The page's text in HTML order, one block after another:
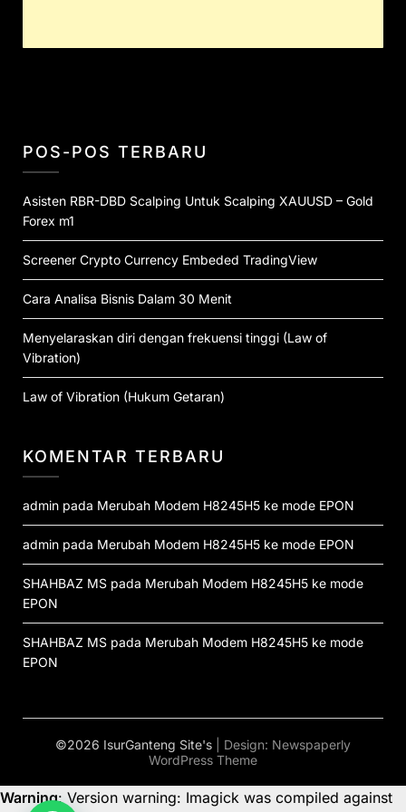
POS-POS TERBARU
Asisten RBR-DBD Scalping Untuk Scalping XAUUSD – Gold
Forex m1
Screener Crypto Currency Embeded TradingView
Cara Analisa Bisnis Dalam 30 Menit
Menyelaraskan diri dengan frekuensi tinggi (Law of
Vibration)
Law of Vibration (Hukum Getaran)
KOMENTAR TERBARU
admin pada Merubah Modem H8245H5 ke mode EPON
admin pada Merubah Modem H8245H5 ke mode EPON
SHAHBAZ MS pada Merubah Modem H8245H5 ke mode
EPON
SHAHBAZ MS pada Merubah Modem H8245H5 ke mode
EPON
©2026 IsurGanteng Site's | Design: Newspaperly
WordPress Theme
Warning: Version warning: Imagick was compiled against